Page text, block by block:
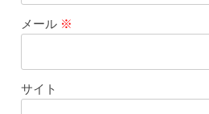
メール ※
サイト